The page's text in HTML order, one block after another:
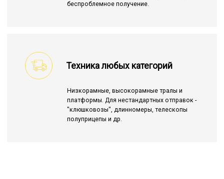
беспроблемное получение.
Техника любых категорий
Низкорамные, высокорамные тралы и
платформы. Для нестандартных отправок -
"клюшковозы", длинномеры, телескопы
полуприцепы и др.